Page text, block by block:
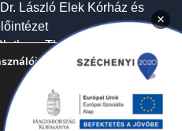
László Elek Kórház és
Themes
élmény érdekében sütiket
×